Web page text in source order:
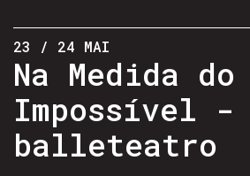
23 / 24 MAI
Na Medida do
Impossível -
balleteatro